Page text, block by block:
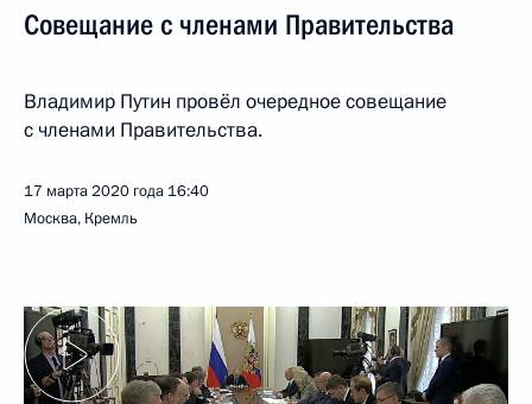
Совещание с членами Правительства
Владимир Путин провёл очередное совещание
с членами Правительства.
17 марта 2020 года 16:40
Москва, Кремль